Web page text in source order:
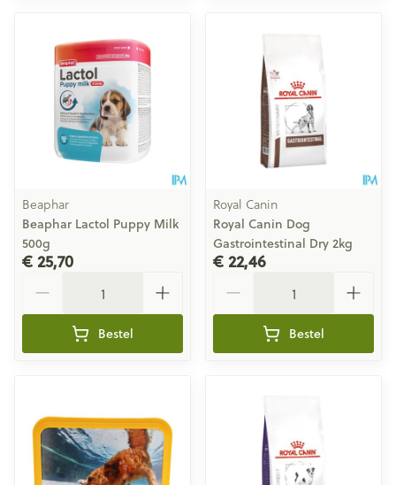
Beaphar
Beaphar Lactol Puppy Milk
500g
€ 25,70
Bestel
Royal Canin
Royal Canin Dog
Gastrointestinal Dry 2kg
€ 22,46
Bestel